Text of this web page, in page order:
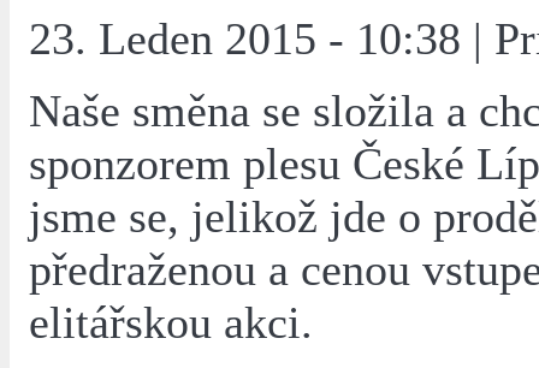
23. Leden 2015 - 10:38 |
Naše směna se složila a
sponzorem plesu České
jsme se, jelikož jde o
předraženou a cenou
elitářskou akci.